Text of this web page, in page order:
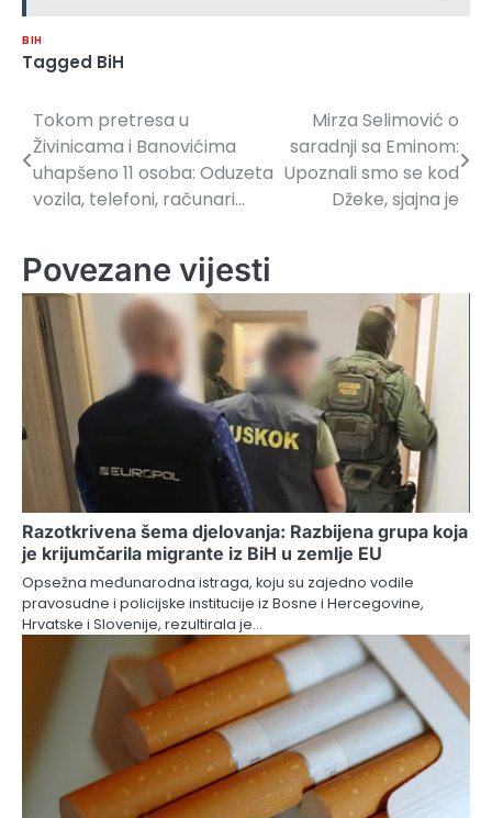
BIH
Tagged BiH
Navigacija
članaka
Tokom pretresa u
Živinicama i Banovićima
uhapšeno 11 osoba: Oduzeta
vozila, telefoni, računari…
Mirza Selimović o
saradnji sa Eminom:
Upoznali smo se kod
Džeke, sjajna je
Povezane vijesti
Razotkrivena šema djelovanja: Razbijena grupa koja
je krijumčarila migrante iz BiH u zemlje EU
Opsežna međunarodna istraga, koju su zajedno vodile
pravosudne i policijske institucije iz Bosne i Hercegovine,
Hrvatske i Slovenije, rezultirala je…